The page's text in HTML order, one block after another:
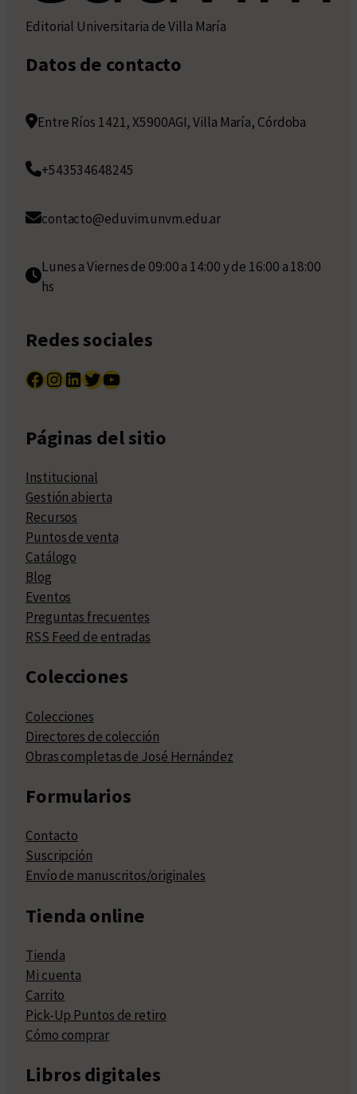
Editorial Universitaria de Villa María
Datos de contacto
Entre Ríos 1421, X5900AGI, Villa María, Córdoba
+543534648245
contacto@eduvim.unvm.edu.ar
Lunes a Viernes de 09:00 a 14:00 y de 16:00 a 18:00
hs
Redes sociales
Facebook InstagramLinkedIn Twitter YouTube
Páginas del sitio
Institucional
Gestión abierta
Recursos
Puntos de venta
Catálogo
Blog
Eventos
Preguntas frecuentes
RSS Feed de entradas
Colecciones
Colecciones
Directores de colección
Obras completas de José Hernández
Formularios
Contacto
Suscripción
Envío de manuscritos/originales
Tienda online
Tienda
Mi cuenta
Carrito
Pick-Up Puntos de retiro
Cómo comprar
Libros digitales